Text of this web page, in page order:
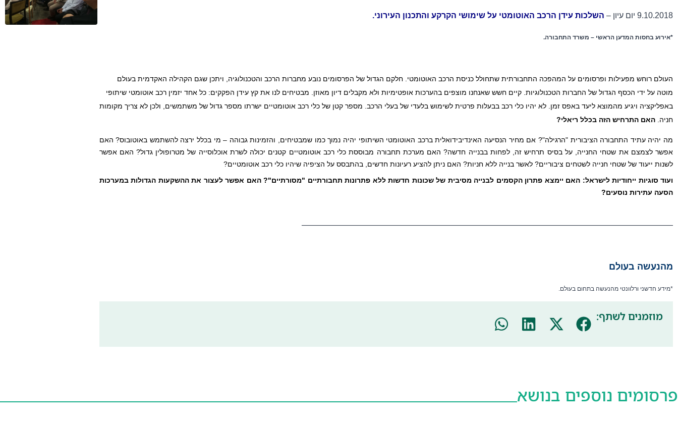
9.10.2018 יום עיון – השלכות עידן הרכב האוטומטי על שימושי הקרקע והתכנון העירוני.
*אירוע בחסות המדען הראשי – משרד התחבורה.
חניה. האם התרחיש הזה בכלל ריאלי?
אפשר לצמצם את שטחי החנייה, על בסיס תרחיש זה, לפחות בבנייה חדשה?
לשנות ייעוד של שטחי חנייה לשטחים ציבוריים? לאשר בנייה ללא חניות? האם ניתן להציע רעיונות חדשים, בהתבסס על הציפיה שיהיו כלי רכב אוטומטיים?
הסעה עתירות נוסעים?
——————————————————————————————————————————————
מהנעשה בעולם
*מידע חדשני ורלוונטי מהנעשה בתחום בעולם.
מוזמנים לשתף:
פרסומים נוספים בנושא